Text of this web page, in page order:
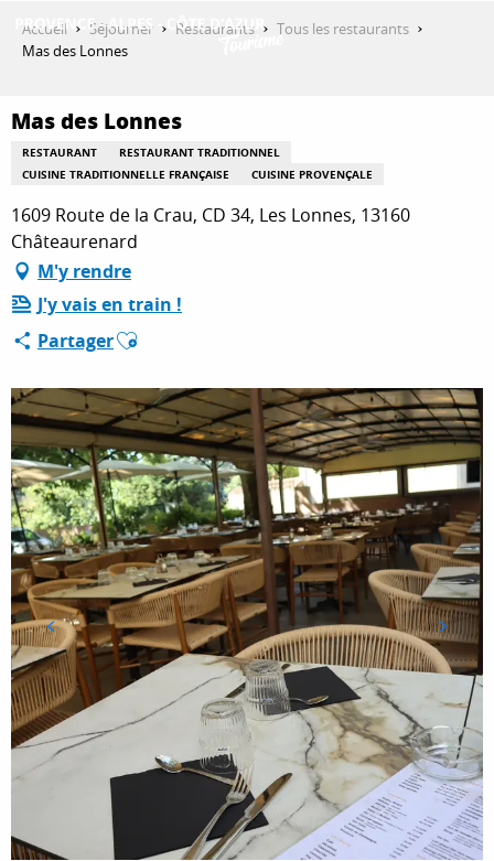
QUE FAIRE ?
SÉJOURNER
ESPACE PRO
Accueil Séjourner Restaurants
Tous les restaurants
Mas des Lonnes
Mas des Lonnes
RESTAURANT
RESTAURANT TRADITIONNEL
CUISINE TRADITIONNELLE FRANÇAISE
CUISINE PROVENÇALE
1609 Route de la Crau, CD 34, Les Lonnes, 13160
Châteaurenard
M'y rendre
J'y vais en train !
PartagerAjouter aux favoris